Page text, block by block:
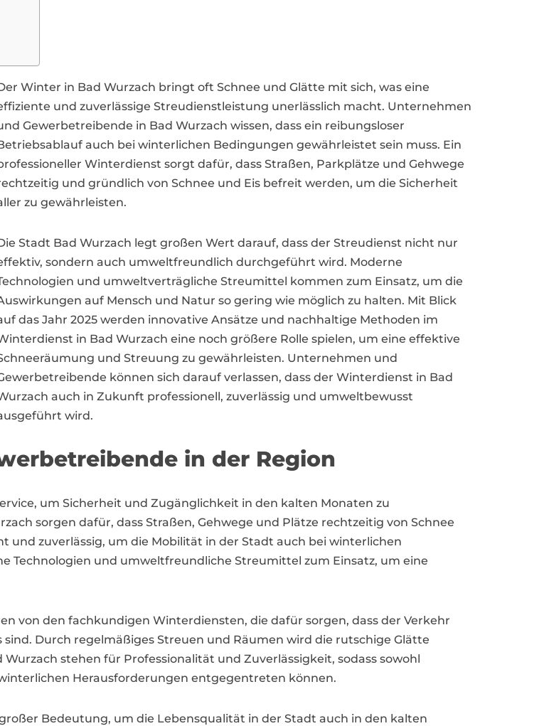
Winter in Bad Wurzach bringt oft Schnee und Glätte mit sich, was eine
und zuverlässige Streudienstleistung unerlässlich macht. Unternehmen
Gewerbetreibende in Bad Wurzach wissen, dass ein reibungsloser
auch bei winterlichen Bedingungen gewährleistet sein muss. Ein
Winterdienst sorgt dafür, dass Straßen, Parkplätze und Gehwege
und gründlich von Schnee und Eis befreit werden, um die Sicherheit
zu gewährleisten.
Stadt Bad Wurzach legt großen Wert darauf, dass der Streudienst nicht nur
sondern auch umweltfreundlich durchgeführt wird. Moderne
und umweltverträgliche Streumittel kommen zum Einsatz, um die
auf Mensch und Natur so gering wie möglich zu halten. Mit Blick
das Jahr 2025 werden innovative Ansätze und nachhaltige Methoden im
in Bad Wurzach eine noch größere Rolle spielen, um eine effektive
und Streuung zu gewährleisten. Unternehmen und
können sich darauf verlassen, dass der Winterdienst in Bad
auch in Zukunft professionell, zuverlässig und umweltbewusst
wird.
in der Region
um Sicherheit und Zugänglichkeit in den kalten Monaten zu
sorgen dafür, dass Straßen, Gehwege und Plätze rechtzeitig von Schnee
und zuverlässig, um die Mobilität in der Stadt auch bei winterlichen
Technologien und umweltfreundliche Streumittel zum Einsatz, um eine
von den fachkundigen Winterdiensten, die dafür sorgen, dass der Verkehr
Durch regelmäßiges Streuen und Räumen wird die rutschige Glätte
stehen für Professionalität und Zuverlässigkeit, sodass sowohl
Herausforderungen entgegentreten können.
Bedeutung, um die Lebensqualität in der Stadt auch in den kalten